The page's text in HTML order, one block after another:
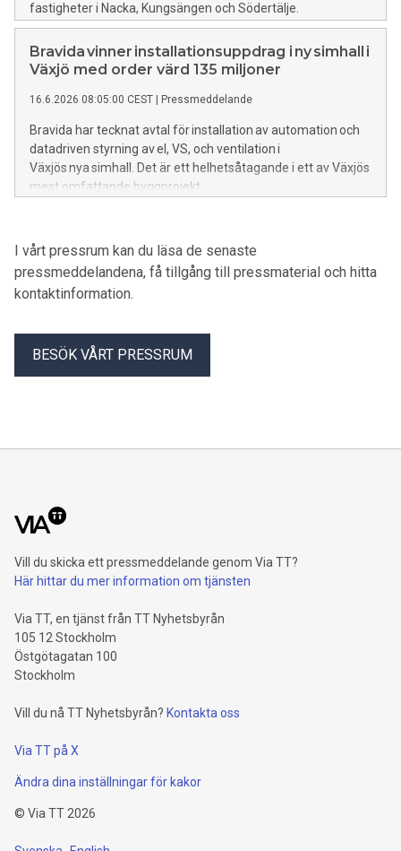
fastigheter i Nacka, Kungsängen och Södertälje.
Bravida vinner installationsuppdrag i ny simhall i
Växjö med order värd 135 miljoner
16.6.2026 08:05:00 CEST Pressmeddelande
Bravida har tecknat avtal för installation av automation och
datadriven styrning av el, VS, och ventilation i
Växjös nya simhall. Det är ett helhetsåtagande i ett av Växjös
mest omfattande byggprojekt.
I vårt pressrum kan du läsa de senaste
pressmeddelandena, få tillgång till pressmaterial och hitta
kontaktinformation.
BESÖK VÅRT PRESSRUM
Vill du skicka ett pressmeddelande genom Via TT?
Här hittar du mer information om tjänsten
Via TT, en tjänst från TT Nyhetsbyrån
105 12 Stockholm
Östgötagatan 100
Stockholm
Vill du nå TT Nyhetsbyrån? Kontakta oss
Via TT på X
Ändra dina inställningar för kakor
© Via TT2026